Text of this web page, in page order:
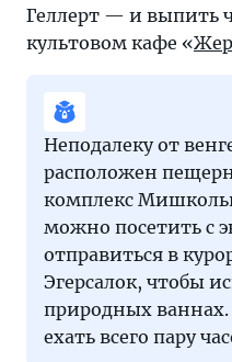
Геллерт — и выпить
культовом кафе «
Неподалеку от
расположен
комплекс
можно посетить с
отправиться в
Эгерсалок, чтобы
природных ваннах.
ехать всего пару